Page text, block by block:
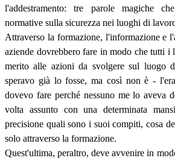
l'addestramento: tre parole magiche
normative sulla sicurezza nei luoghi di
Attraverso la formazione, l'informazione e
aziende dovrebbero fare in modo che tutti i
merito alle azioni da svolgere sul luogo
speravo già lo fosse, ma così non è -
dovevo fare perché nessuno me lo aveva
volta assunto con una determinata
precisione quali sono i suoi compiti, cosa
solo attraverso la formazione.
Quest'ultima, peraltro, deve avvenire in